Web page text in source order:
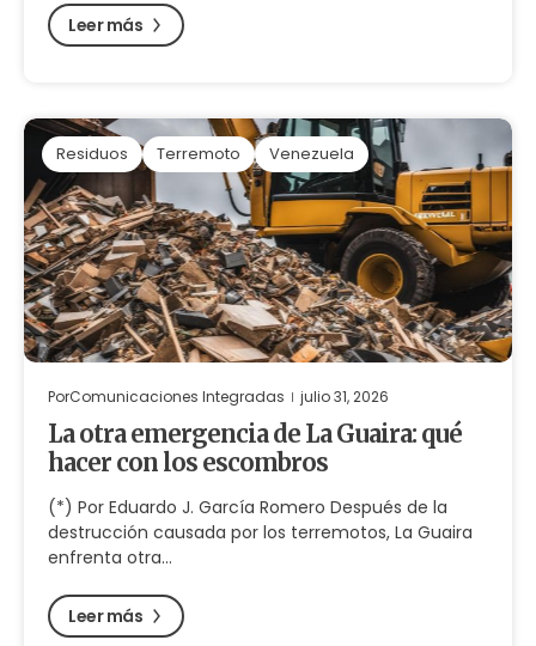
Leer más
Residuos Terremoto Venezuela
PorComunicaciones Integradas julio 31, 2026
La otra emergencia de La Guaira: qué
hacer con los escombros
(*) Por Eduardo J. García Romero Después de la
destrucción causada por los terremotos, La Guaira
enfrenta otra…
Leer más